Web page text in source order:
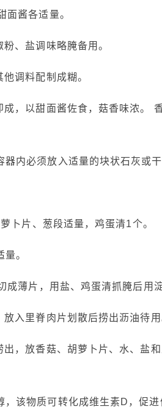
酱各适量。
、盐调味略腌备用。
调料配制成糊。
以甜面酱佐食，菇香味浓。
必须放入适量的块状石灰或干
片、葱段适量，鸡蛋清1个。
。
薄片，用盐、鸡蛋清抓腌后用淀
里脊肉片划散后捞出沥油待用
放香菇、胡萝卜片、水、盐和
该物质可转化成维生素D，促进